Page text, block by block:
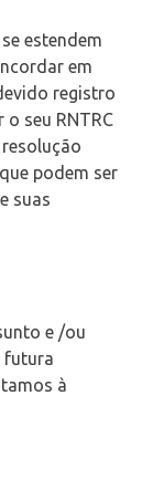
estendem
em
registro
o seu RNTRC
podem ser
suas
e /ou
futura
à